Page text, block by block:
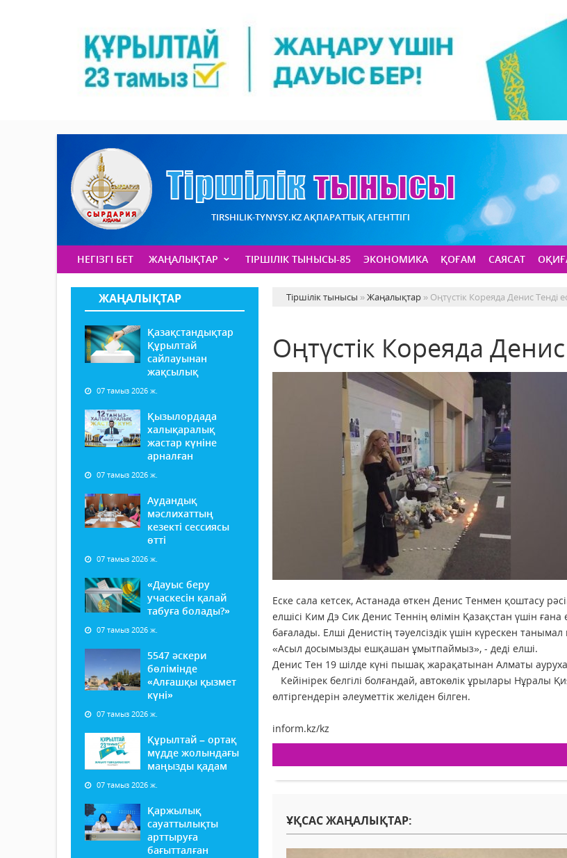
TIRSHILIK-TYNYSY.KZ АҚПАРАТТЫҚ АГЕНТТІГІ
НЕГІЗГІ БЕТ ЖАҢАЛЫҚТАР ТІРШІЛІК ТЫНЫСЫ-85 ЭКОНОМИКА ҚОҒАМ САЯСАТ
ЖАҢАЛЫҚТАР
Қазақстандықтар
Құрылтай
сайлауынан
жақсылық
07 тамыз 2026 ж.
Қызылордада
халықаралық
жастар күніне
арналған
07 тамыз 2026 ж.
Аудандық
мәслихаттың
кезекті сессиясы
өтті
07 тамыз 2026 ж.
«Дауыс беру
учаскесін қалай
табуға болады?»
07 тамыз 2026 ж.
5547 әскери
бөлімінде
«Алғашқы қызмет
күні»
07 тамыз 2026 ж.
Құрылтай – ортақ
мүдде жолындағы
маңызды қадам
07 тамыз 2026 ж.
Қаржылық
сауаттылықты
арттыруға
бағытталған
Тіршілік тынысы »Жаңалықтар » Оңтүстік Кореяда Денис Тенді
Оңтүстік Кореяда Денис
Еске сала кетсек, Астанада өткен Денис Тенмен қоштасу
елшісі Ким Дэ Сик Денис Теннің өлімін Қазақстан үшін
бағалады. Елші Денистің тәуелсіздік үшін күрескен
«Асыл досымызды ешқашан ұмытпаймыз», - деді елші.
Денис Тен 19 шілде күні пышақ жарақатынан Алматы
Кейінірек белгілі болғандай, автокөлік ұрылары
өлтіргендерін әлеуметтік желіден білген.
inform.kz/kz
ҰҚСАС ЖАҢАЛЫҚТАР: